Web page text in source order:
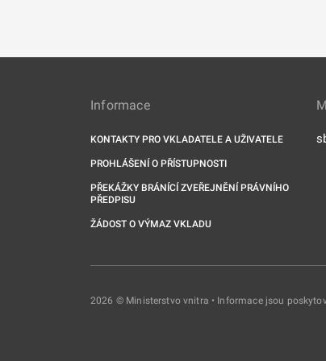
Informace
KONTAKTY PRO VKLADATELE A UŽIVATELE
PROHLÁŠENÍ O PŘÍSTUPNOSTI
PŘEKÁŽKY BRÁNÍCÍ ZVEŘEJNĚNÍ PRÁVNÍHO
PŘEDPISU
ŽÁDOST O VÝMAZ VKLADU
2026 © Ministerstvo vnitra • Informace jsou